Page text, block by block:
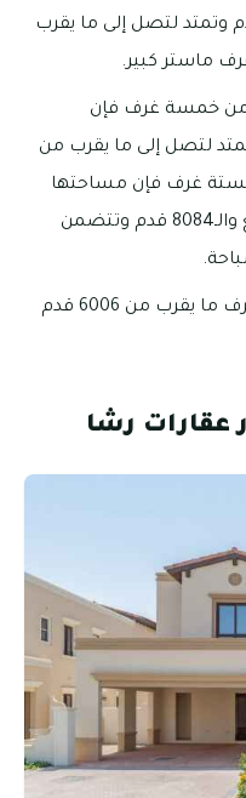
تبدأ من 4309 قدم وتمتد لتصل إلى ما يقرب
من خمسة غرف فإن
من 4814 قدم وتمتد لتصل إلى ما يقرب من
الستة غرف فإن مساحتها
تتراوح ما بين الـ4500 قدم مربع والـ8084 قدم وتتضمن
تبلغ مساحات الفلل السبعة غرف ما يقرب من 6006 قدم
عقارات رشا